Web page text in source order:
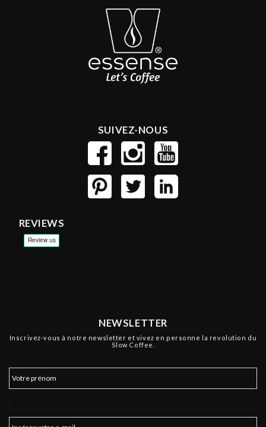
SUIVEZ-NOUS
REVIEWS
NEWSLETTER
Inscrivez-vous à notre newsletter et vivez en personne la revolution du
Slow Coffee.